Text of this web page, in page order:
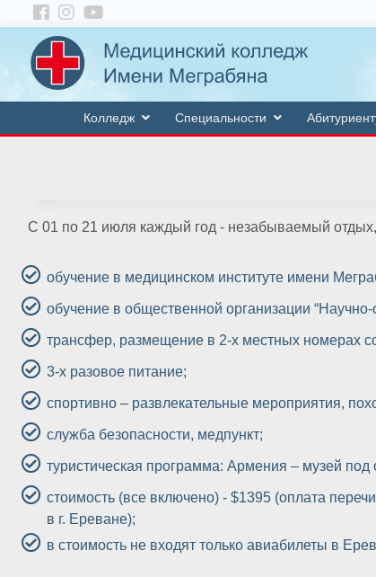
Колледж Специальности
С 01 по 21 июля каждый год - незабываемый
обучение в медицинском институте имени
обучение в общественной организации
трансфер, размещение в 2-х местных номерах
3-х разовое питание;
спортивно – развлекательные мероприятия,
служба безопасности, медпункт;
туристическая программа: Армения – музей
стоимость (все включено) - $1395 (оплата
в г. Ереване);
в стоимость не входят только авиабилеты в